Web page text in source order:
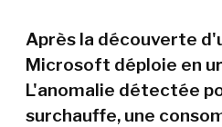
Après la découverte
Microsoft déploie en
L'anomalie détectée
surchauffe, une